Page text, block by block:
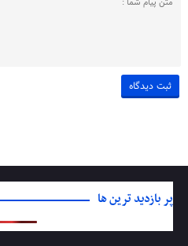
پر بازدید ترین ها